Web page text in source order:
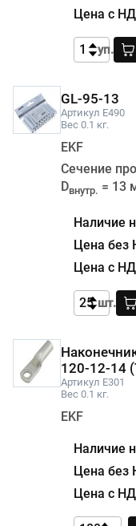
уп.
GL-95-13
Артикул E490
Вес 0.1 кг.
EKF
Сечение
Dвнутр. = 13
шт.
120-12-14
Артикул E301
Вес 0.1 кг.
EKF